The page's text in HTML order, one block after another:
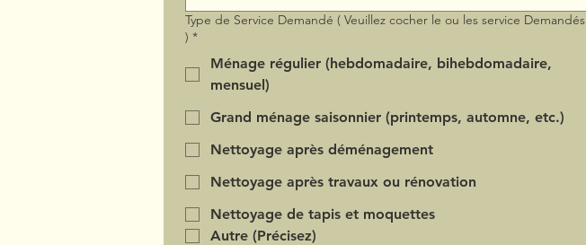
Type de Service Demandé ( Veuillez cocher le ou les service Demandés
) *
Ménage régulier (hebdomadaire, bihebdomadaire,
mensuel)
Grand ménage saisonnier (printemps, automne, etc.)
Nettoyage après déménagement
Nettoyage après travaux ou rénovation
Nettoyage de tapis et moquettes
Autre (Précisez)